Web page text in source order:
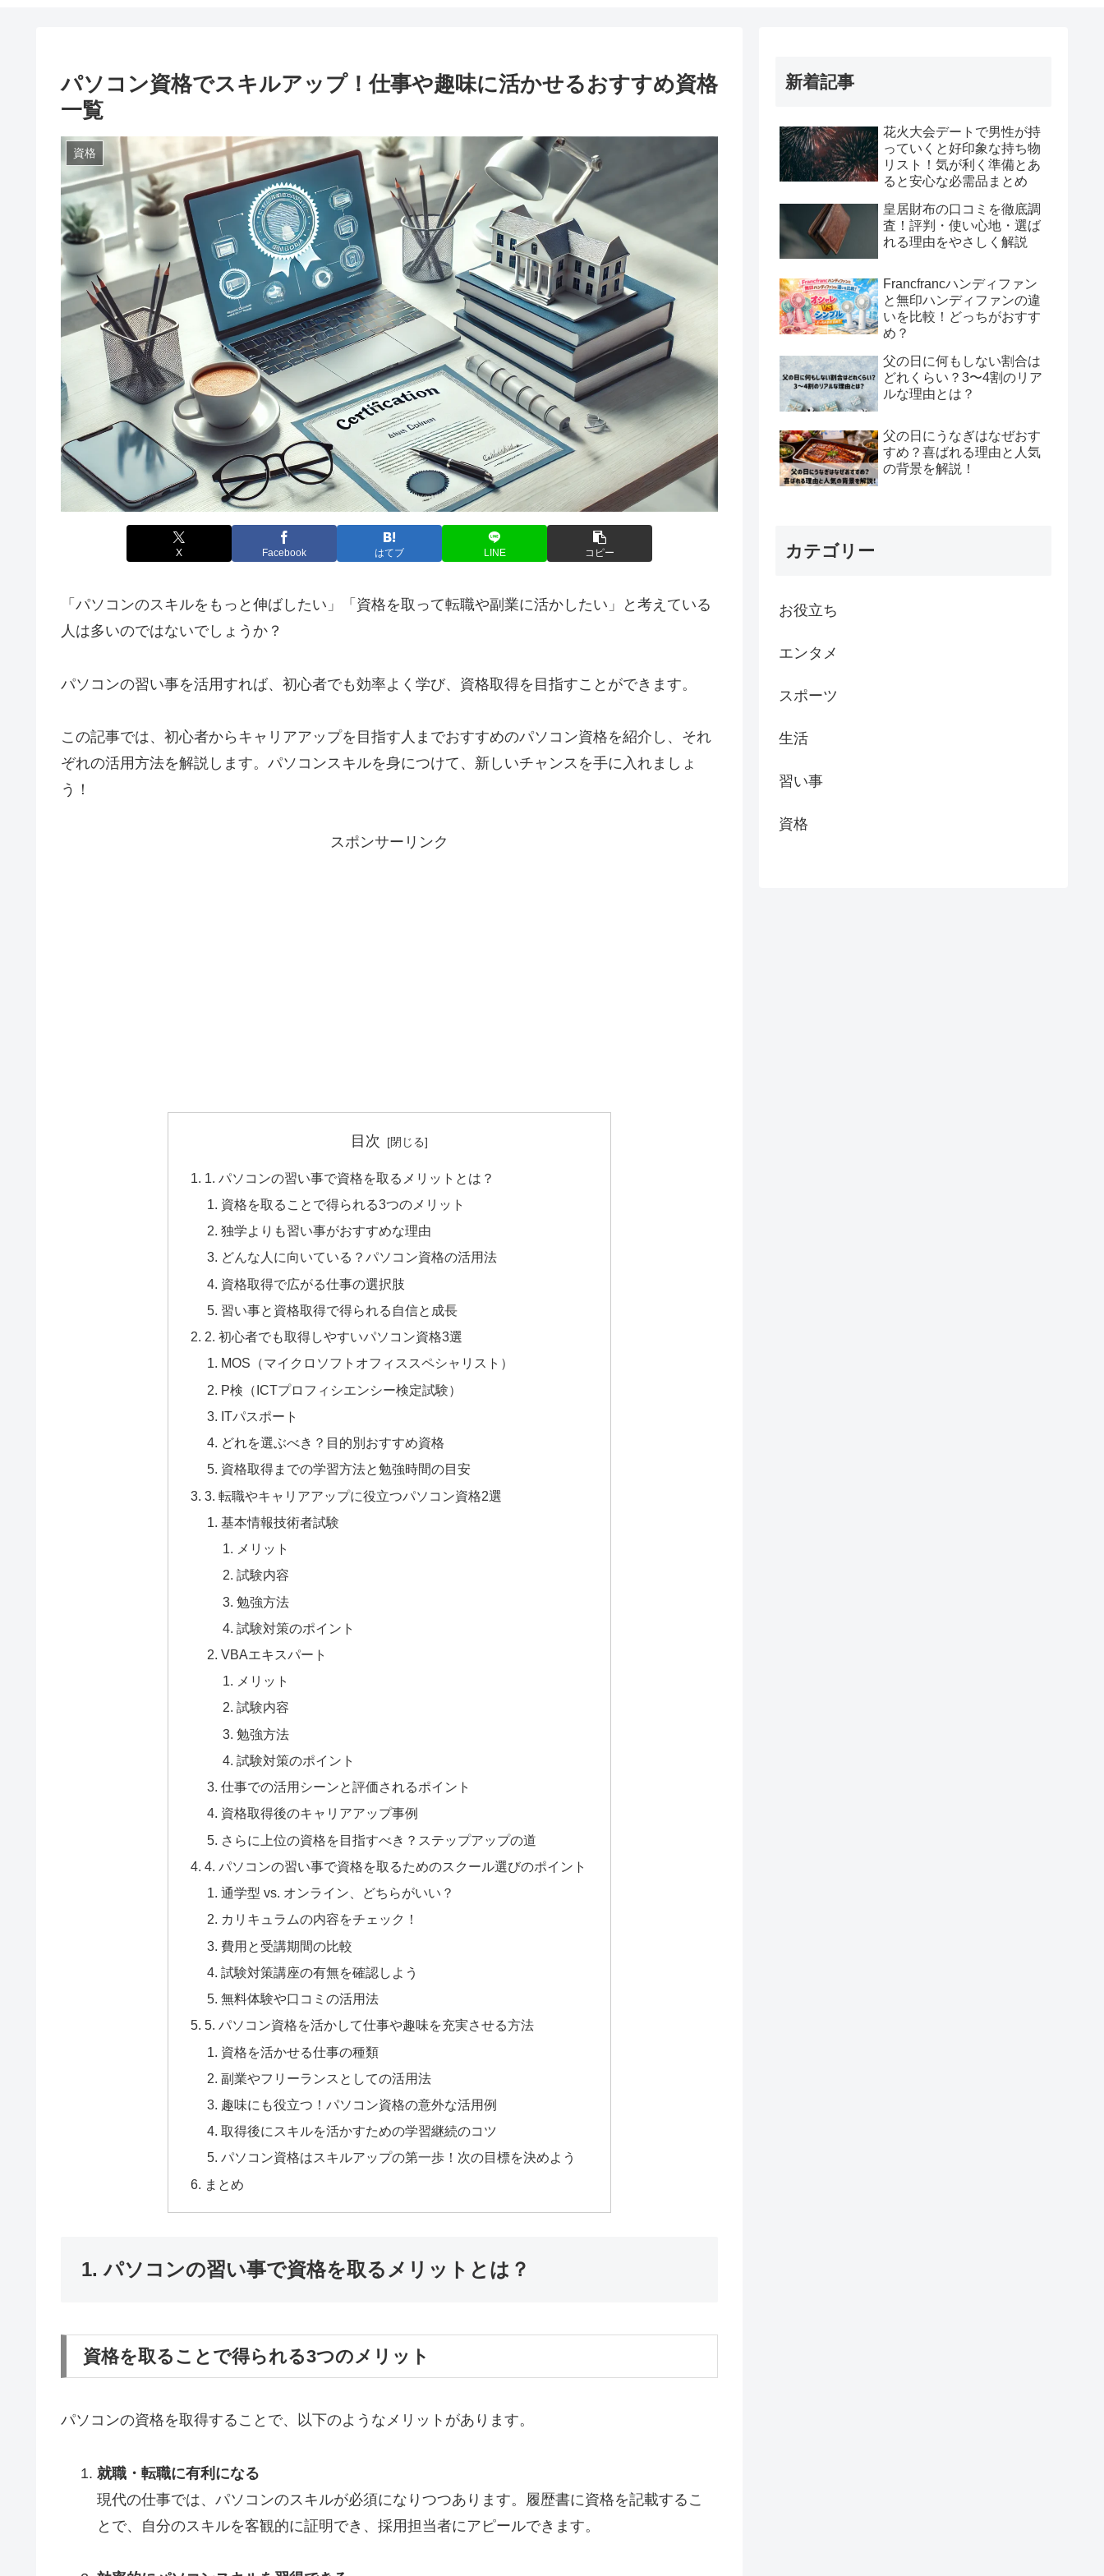
パソコン資格でスキルアップ！仕事や趣味に活かせるおすすめ資格
一覧
資格
X Facebook はてブ LINE コピー
「パソコンのスキルをもっと伸ばしたい」「資格を取って転職や副業に活かしたい」と考えている
人は多いのではないでしょうか？
パソコンの習い事を活用すれば、初心者でも効率よく学び、資格取得を目指すことができます。
この記事では、初心者からキャリアアップを目指す人までおすすめのパソコン資格を紹介し、それ
ぞれの活用方法を解説します。パソコンスキルを身につけて、新しいチャンスを手に入れましょ
う！
スポンサーリンク
目次
1. パソコンの習い事で資格を取るメリットとは？
資格を取ることで得られる3つのメリット
独学よりも習い事がおすすめな理由
どんな人に向いている？パソコン資格の活用法
資格取得で広がる仕事の選択肢
習い事と資格取得で得られる自信と成長
2. 初心者でも取得しやすいパソコン資格3選
MOS（マイクロソフトオフィススペシャリスト）
P検（ICTプロフィシエンシー検定試験）
ITパスポート
どれを選ぶべき？目的別おすすめ資格
資格取得までの学習方法と勉強時間の目安
3. 転職やキャリアアップに役立つパソコン資格2選
基本情報技術者試験
メリット
試験内容
勉強方法
試験対策のポイント
VBAエキスパート
メリット
試験内容
勉強方法
試験対策のポイント
仕事での活用シーンと評価されるポイント
資格取得後のキャリアアップ事例
さらに上位の資格を目指すべき？ステップアップの道
4. パソコンの習い事で資格を取るためのスクール選びのポイント
通学型 vs. オンライン、どちらがいい？
カリキュラムの内容をチェック！
費用と受講期間の比較
試験対策講座の有無を確認しよう
無料体験や口コミの活用法
5. パソコン資格を活かして仕事や趣味を充実させる方法
資格を活かせる仕事の種類
副業やフリーランスとしての活用法
趣味にも役立つ！パソコン資格の意外な活用例
取得後にスキルを活かすための学習継続のコツ
パソコン資格はスキルアップの第一歩！次の目標を決めよう
まとめ
1. パソコンの習い事で資格を取るメリットとは？
資格を取ることで得られる3つのメリット
パソコンの資格を取得することで、以下のようなメリットがあります。
就職・転職に有利になる
現代の仕事では、パソコンのスキルが必須になりつつあります。履歴書に資格を記載するこ
とで、自分のスキルを客観的に証明でき、採用担当者にアピールできます。
新着記事
花火大会デートで男性が持
っていくと好印象な持ち物
リスト！気が利く準備とあ
ると安心な必需品まとめ
皇居財布の口コミを徹底調
査！評判・使い心地・選ば
れる理由をやさしく解説
Francfrancハンディファン
と無印ハンディファンの違
いを比較！どっちがおすす
め？
父の日に何もしない割合は
どれくらい？3〜4割のリア
ルな理由とは？
父の日にうなぎはなぜおす
すめ？喜ばれる理由と人気
の背景を解説！
カテゴリー
お役立ち
エンタメ
スポーツ
生活
習い事
資格